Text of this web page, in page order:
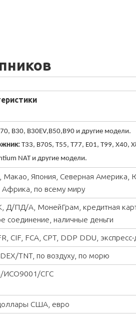
B30, B30EV,B50,B90 и другие модели.
T33, B70S, T55, T77, E01, T99, X40,
NAT и другие модели.
Макао, Япония, Северная Америка,
Африка, по всему миру
Д/ПД/А, МонейГрам, кредитная
соединение, наличные деньги
CIF, FCA, CPT, DDP DDU, экспресс-
TNT, по воздуху, по морю
СГС
США, евро